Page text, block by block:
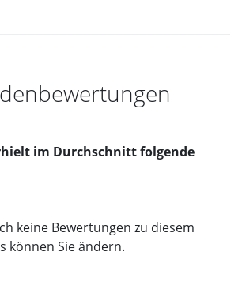
im Durchschnitt folgende
keine Bewertungen zu diesem
können Sie ändern.